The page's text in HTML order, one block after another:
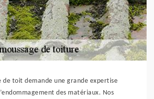
de toit demande une grande expertise
des matériaux. Nos